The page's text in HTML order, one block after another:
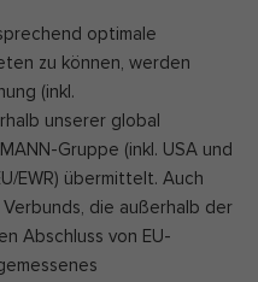
optimale
zu können, werden
(inkl.
unserer global
Gruppe (inkl. USA und
EWR) übermittelt. Auch
die außerhalb der
Abschluss von EU-